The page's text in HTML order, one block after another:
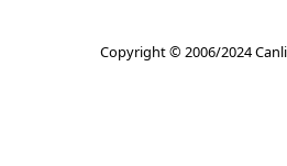
Copyright © 2006/2024